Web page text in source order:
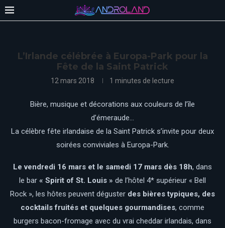
L’Irlande célébrée à Europa-Park pour la
Fête de la Saint Patrick
12 mars 2018 1 minutes de lecture
Bière, musique et décorations aux couleurs de l’île
d’émeraude…
La célèbre fête irlandaise de la Saint Patrick s’invite pour deux
soirées conviviales à Europa-Park.
Le vendredi 16 mars et le samedi 17 mars dès 18h, dans
le bar « Spirit of St. Louis » de l’hôtel 4* supérieur « Bell
Rock », les hôtes peuvent déguster des bières typiques, des
cocktails fruités et quelques gourmandises, comme
burgers bacon-fromage avec du vrai cheddar irlandais, dans